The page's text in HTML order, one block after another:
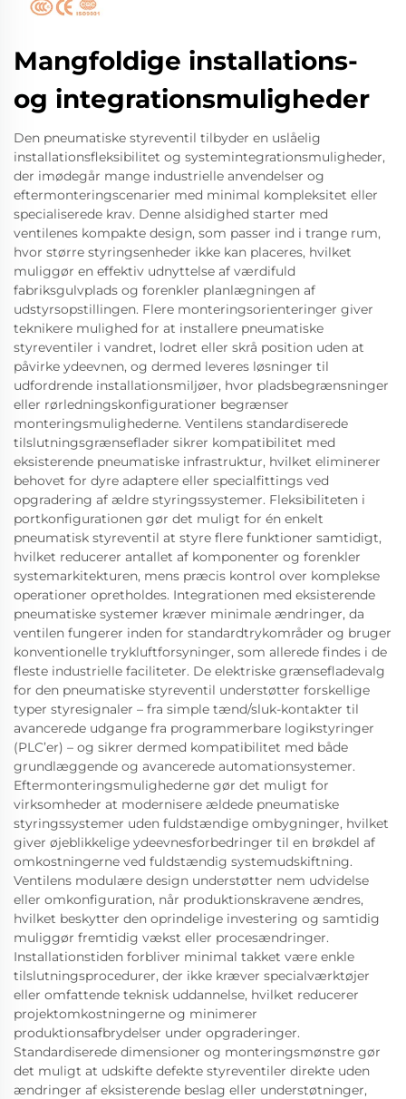
Mangfoldige installations-
og integrationsmuligheder
Den pneumatiske styreventil tilbyder en uslåelig
installationsfleksibilitet og systemintegrationsmuligheder,
der imødegår mange industrielle anvendelser og
eftermonteringscenarier med minimal kompleksitet eller
specialiserede krav. Denne alsidighed starter med
ventilenes kompakte design, som passer ind i trange rum,
hvor større styringsenheder ikke kan placeres, hvilket
muliggør en effektiv udnyttelse af værdifuld
fabriksgulvplads og forenkler planlægningen af
udstyrsopstillingen. Flere monteringsorienteringer giver
teknikere mulighed for at installere pneumatiske
styreventiler i vandret, lodret eller skrå position uden at
påvirke ydeevnen, og dermed leveres løsninger til
udfordrende installationsmiljøer, hvor pladsbegrænsninger
eller rørledningskonfigurationer begrænser
monteringsmulighederne. Ventilens standardiserede
tilslutningsgrænseflader sikrer kompatibilitet med
eksisterende pneumatiske infrastruktur, hvilket eliminerer
behovet for dyre adaptere eller specialfittings ved
opgradering af ældre styringssystemer. Fleksibiliteten i
portkonfigurationen gør det muligt for én enkelt
pneumatisk styreventil at styre flere funktioner samtidigt,
hvilket reducerer antallet af komponenter og forenkler
systemarkitekturen, mens præcis kontrol over komplekse
operationer opretholdes. Integrationen med eksisterende
pneumatiske systemer kræver minimale ændringer, da
ventilen fungerer inden for standardtrykområder og bruger
konventionelle trykluftforsyninger, som allerede findes i de
fleste industrielle faciliteter. De elektriske grænsefladevalg
for den pneumatiske styreventil understøtter forskellige
typer styresignaler – fra simple tænd/sluk-kontakter til
avancerede udgange fra programmerbare logikstyringer
(PLC’er) – og sikrer dermed kompatibilitet med både
grundlæggende og avancerede automationsystemer.
Eftermonteringsmulighederne gør det muligt for
virksomheder at modernisere ældede pneumatiske
styringssystemer uden fuldstændige ombygninger, hvilket
giver øjeblikkelige ydeevnesforbedringer til en brøkdel af
omkostningerne ved fuldstændig systemudskiftning.
Ventilens modulære design understøtter nem udvidelse
eller omkonfiguration, når produktionskravene ændres,
hvilket beskytter den oprindelige investering og samtidig
muliggør fremtidig vækst eller procesændringer.
Installationstiden forbliver minimal takket være enkle
tilslutningsprocedurer, der ikke kræver specialværktøjer
eller omfattende teknisk uddannelse, hvilket reducerer
projektomkostningerne og minimerer
produktionsafbrydelser under opgraderinger.
Standardiserede dimensioner og monteringsmønstre gør
det muligt at udskifte defekte styreventiler direkte uden
ændringer af eksisterende beslag eller understøtninger,